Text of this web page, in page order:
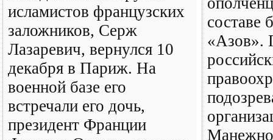
исламистов французских
заложников, Серж
Лазаревич, вернулся 10
декабря в Париж. На
военной базе его
встречали его дочь,
президент Франции
составе